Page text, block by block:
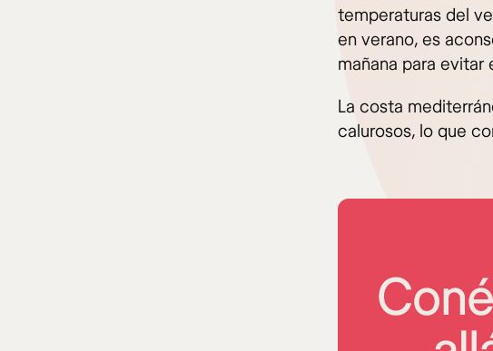
temperaturas del
en verano, es
mañana para
La costa
calurosos, lo que